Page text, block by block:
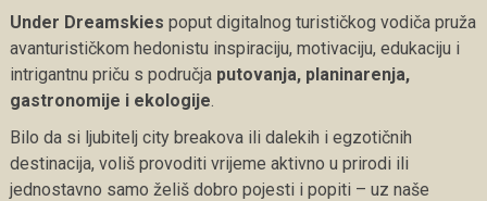
Under Dreamskies poput digitalnog turističkog vodiča pruža
avanturističkom hedonistu inspiraciju, motivaciju, edukaciju i
intrigantnu priču s područja putovanja, planinarenja,
gastronomije i ekologije.
Bilo da si ljubitelj city breakova ili dalekih i egzotičnih
destinacija, voliš provoditi vrijeme aktivno u prirodi ili
jednostavno samo želiš dobro pojesti i popiti – uz naše